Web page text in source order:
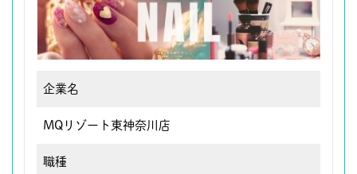
企業名
MQリゾート東神奈川店
職種